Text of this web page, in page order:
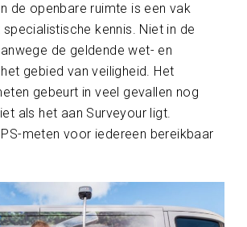
de openbare ruimte is een vak
kennis. Niet in de
de geldende wet- en
gebied van veiligheid. Het
gebeurt in veel gevallen nog
als het aan Surveyour ligt.
meten voor iedereen bereikbaar